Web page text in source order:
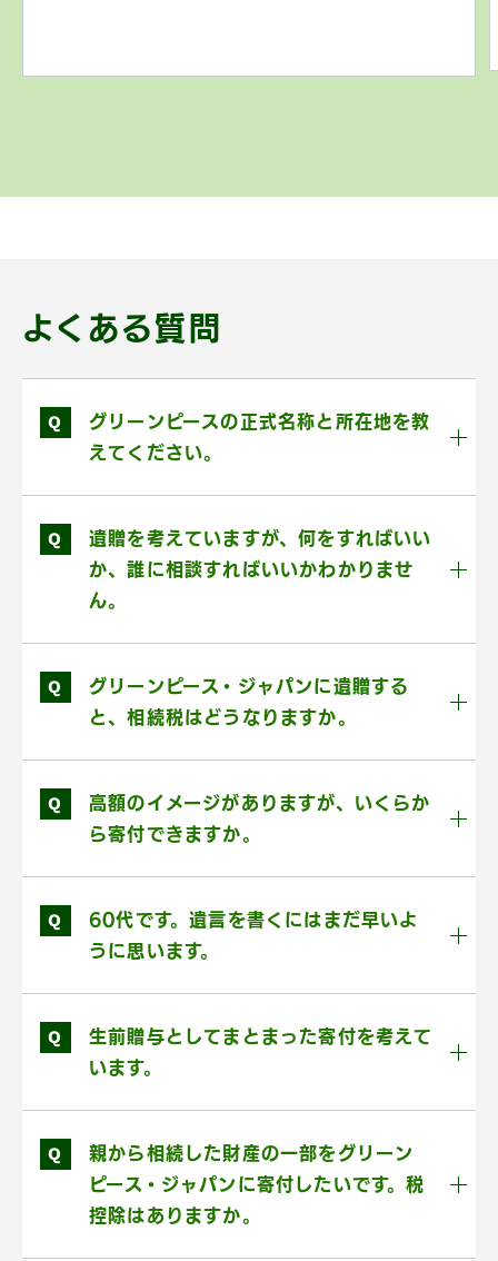
よくある質問
Q
グリーンピースの正式名称と所在地を教
えてください。
Q
遺贈を考えていますが、何をすればいい
か、誰に相談すればいいかわかりませ
ん。
Q
グリーンピース・ジャパンに遺贈する
と、相続税はどうなりますか。
Q
高額のイメージがありますが、いくらか
ら寄付できますか。
Q
60代です。遺言を書くにはまだ早いよ
うに思います。
Q
生前贈与としてまとまった寄付を考えて
います。
Q
親から相続した財産の一部をグリーン
ピース・ジャパンに寄付したいです。税
控除はありますか。